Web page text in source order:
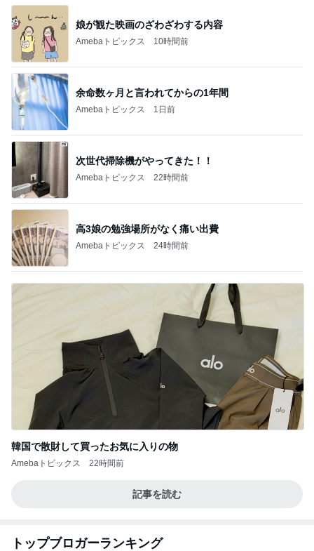
娘が観た映画のざわざわする内容
Amebaトピックス 10時間前
余命数ヶ月と言われてからの1年間
Amebaトピックス 1日前
次世代掃除機がやってきた！！
Amebaトピックス 22時間前
高3娘の勉強場所がなく痛い出費
Amebaトピックス 24時間前
韓国で散財して買ったお気に入りの物
Amebaトピックス 22時間前
記事を読む
トップブロガーランキング